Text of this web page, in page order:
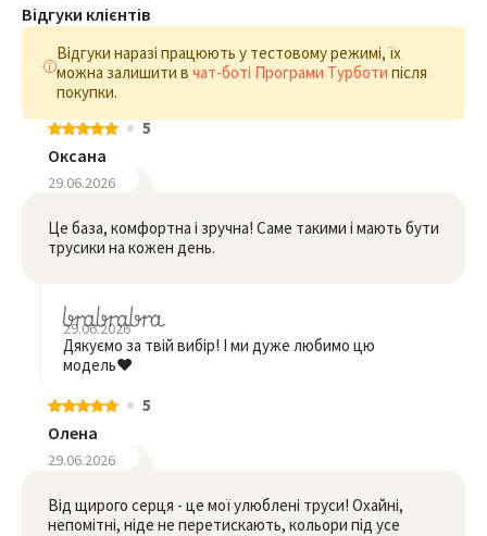
Відгуки клієнтів
Відгуки наразі працюють у тестовому режимі, їх
можна залишити в чат-боті Програми Турботи після
покупки.
5
Оксана
29.06.2026
Це база, комфортна і зручна! Саме такими і мають бути
трусики на кожен день.
29.06.2026
Дякуємо за твій вибір! І ми дуже любимо цю
модель❤️
5
Олена
29.06.2026
Від щирого серця - це мої улюблені труси! Охайні,
непомітні, ніде не перетискають, кольори під усе